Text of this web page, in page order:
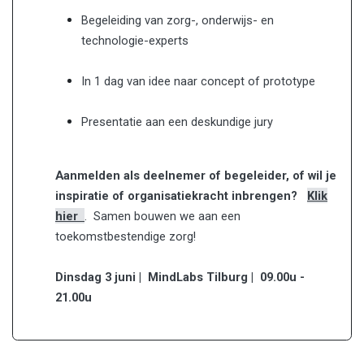
Begeleiding van zorg-, onderwijs- en
technologie-experts
In 1 dag van idee naar concept of prototype
Presentatie aan een deskundige jury
Aanmelden als deelnemer of begeleider, of wil je
inspiratie of organisatiekracht inbrengen?
Klik
hier . Samen bouwen we aan een
toekomstbestendige zorg!
Dinsdag 3 juni | MindLabs Tilburg | 09.00u -
21.00u